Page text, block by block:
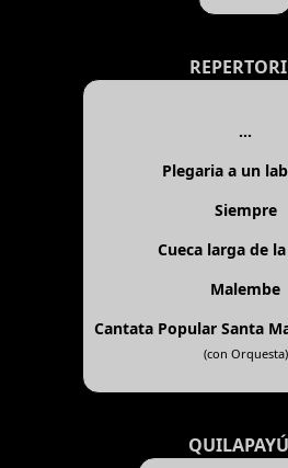
...
Plegaria a un
Siempre
Cueca larga de la
Malembe
Cantata Popular Santa
(con Orquesta)